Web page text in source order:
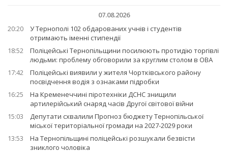
07.08.2026
20:20
У Тернополі 102 обдарованих учнів і студентів
отримають іменні стипендії
18:52
Поліцейські Тернопільщини посилюють протидію торгівлі
людьми: проблему обговорили за круглим столом в ОВА
17:42
Поліцейські виявили у жителя Чортківського району
посвідчення водія з ознаками підробки
16:25
На Кременеччині піротехніки ДСНС знищили
артилерійський снаряд часів Другої світової війни
15:03
Депутати схвалили Прогноз бюджету Тернопільської
міської територіальної громади на 2027-2029 роки
13:53
На Тернопільщині поліцейські розшукали безвісти
зниклого чоловіка